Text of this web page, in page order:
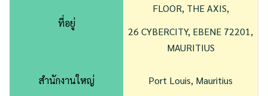
ที่อยู่
FLOOR, THE AXIS,
26 CYBERCITY, EBENE 72201,
MAURITIUS
สำนักงานใหญ่ Port Louis, Mauritius